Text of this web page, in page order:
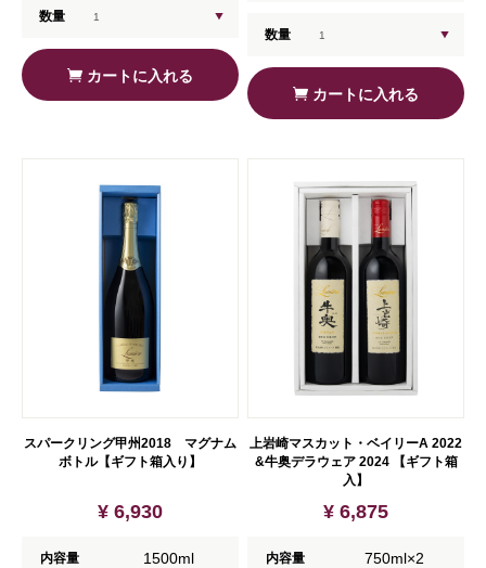
数量
カートに入れる
数量
カートに入れる
スパークリング甲州2018 マグナム
ボトル【ギフト箱入り】
¥ 6,930
内容量 1500ml
上岩崎マスカット・ベイリーA 2022
&牛奥デラウェア 2024 【ギフト箱
入】
¥ 6,875
内容量 750ml×2